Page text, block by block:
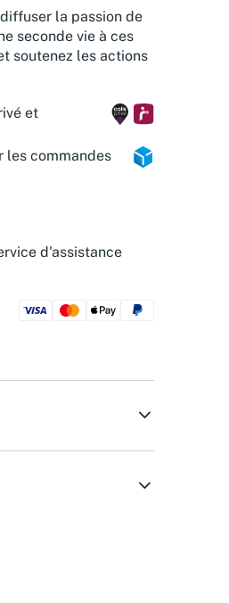
la passion de
seconde vie à ces
soutenez les actions
et
les commandes
d'assistance